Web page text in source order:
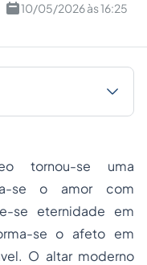
10/05/2026 às 16:25
tornou-se uma
se o amor com
se eternidade em
se o afeto em
O altar moderno